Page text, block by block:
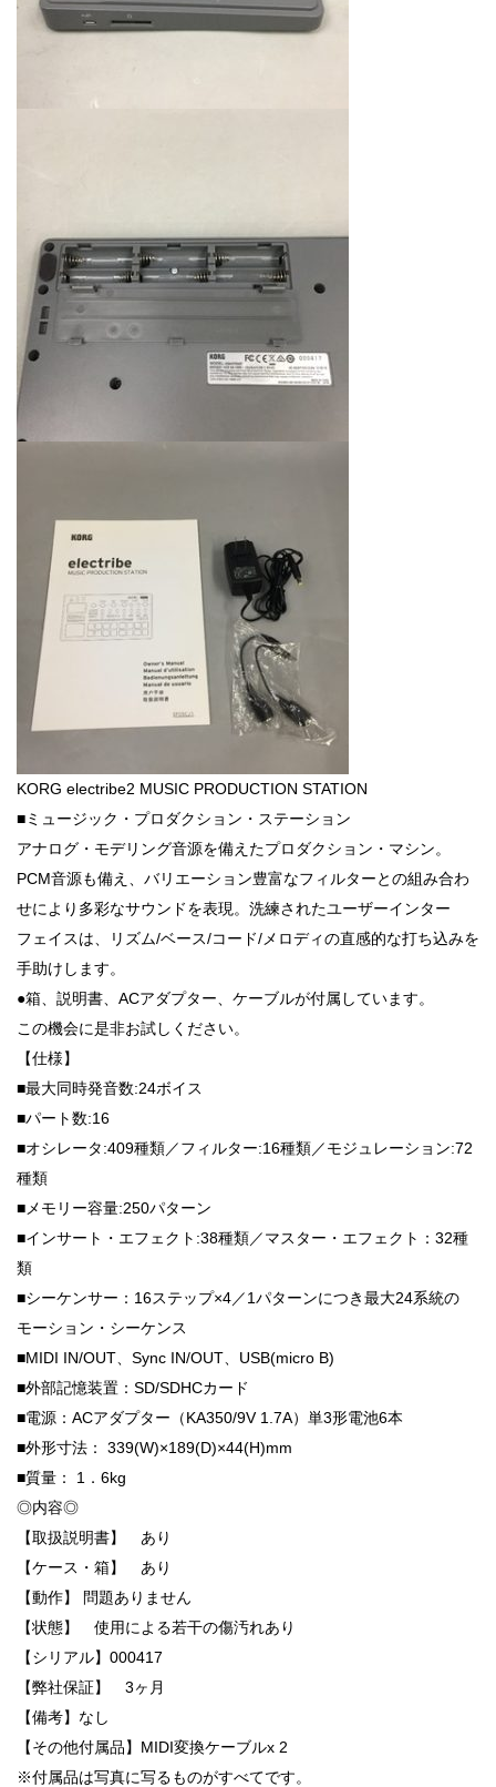
KORG electribe2 MUSIC PRODUCTION STATION
■ミュージック・プロダクション・ステーション
アナログ・モデリング音源を備えたプロダクション・マシン。
PCM音源も備え、バリエーション豊富なフィルターとの組み合わ
せにより多彩なサウンドを表現。洗練されたユーザーインター
フェイスは、リズム/ベース/コード/メロディの直感的な打ち込みを
手助けします。
●箱、説明書、ACアダプター、ケーブルが付属しています。
この機会に是非お試しください。
【仕様】
■最大同時発音数:24ボイス
■パート数:16
■オシレータ:409種類／フィルター:16種類／モジュレーション:72
種類
■メモリー容量:250パターン
■インサート・エフェクト:38種類／マスター・エフェクト：32種
類
■シーケンサー：16ステップ×4／1パターンにつき最大24系統の
モーション・シーケンス
■MIDI IN/OUT、Sync IN/OUT、USB(micro B)
■外部記憶装置：SD/SDHCカード
■電源：ACアダプター（KA350/9V 1.7A）単3形電池6本
■外形寸法： 339(W)×189(D)×44(H)mm
■質量： 1．6kg
◎内容◎
【取扱説明書】 あり
【ケース・箱】 あり
【動作】 問題ありません
【状態】 使用による若干の傷汚れあり
【シリアル】000417
【弊社保証】 3ヶ月
【備考】なし
【その他付属品】MIDI変換ケーブルx 2
※付属品は写真に写るものがすべてです。